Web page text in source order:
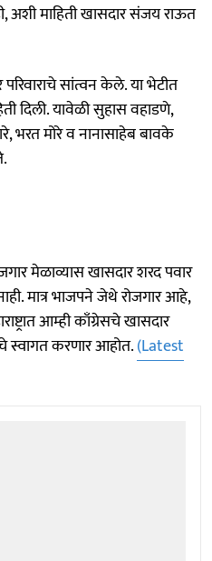
अशी माहिती खासदार संजय राऊत
सांत्वन केले. या भेटीत
दिली. यावेळी सुहास वहाडणे,
भरत मोरे व नानासाहेब बावके
मेळाव्यास खासदार शरद पवार
मात्र भाजपने जेथे रोजगार आहे,
आम्ही काँग्रेसचे खासदार
स्वागत करणार आहोत.(Latest